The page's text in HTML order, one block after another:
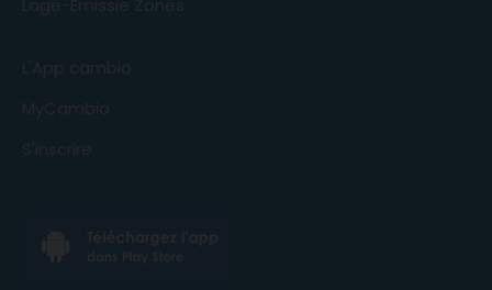
Lage-Emissie Zones
L'App cambio
MyCambio
S'inscrire